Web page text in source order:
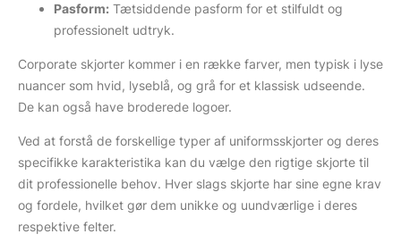
Pasform: Tætsiddende pasform for et stilfuldt og
professionelt udtryk.
Corporate skjorter kommer i en række farver, men typisk i lyse
nuancer som hvid, lyseblå, og grå for et klassisk udseende.
De kan også have broderede logoer.
Ved at forstå de forskellige typer af uniformsskjorter og deres
specifikke karakteristika kan du vælge den rigtige skjorte til
dit professionelle behov. Hver slags skjorte har sine egne krav
og fordele, hvilket gør dem unikke og uundværlige i deres
respektive felter.